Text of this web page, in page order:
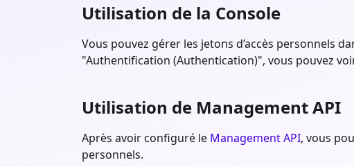
Utilisation de la Console
Vous pouvez gérer les jetons d’accès personnels
"Authentification (Authentication)", vous pouvez
Utilisation de Management API
Après avoir configuré le Management API, vous
personnels.